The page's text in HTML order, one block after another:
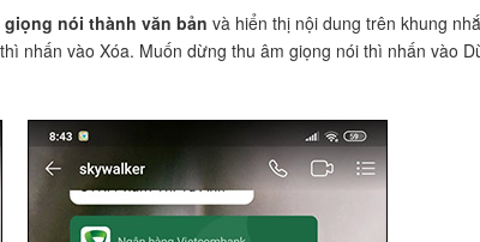
nói thành văn bản và hiển thị nội dung trên khung
nhấn vào Xóa. Muốn dừng thu âm giọng nói thì nhấn vào